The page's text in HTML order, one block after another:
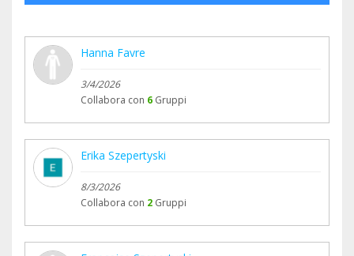
Hanna Favre
3/4/2026
Collabora con 6 Gruppi
Erika Szepertyski
8/3/2026
Collabora con 2 Gruppi